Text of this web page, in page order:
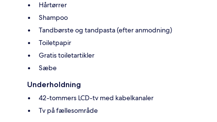
Hårtørrer
Shampoo
Tandbørste og tandpasta (efter anmodning)
Toiletpapir
Gratis toiletartikler
Sæbe
Underholdning
42-tommers LCD-tv med kabelkanaler
Tv på fællesområde